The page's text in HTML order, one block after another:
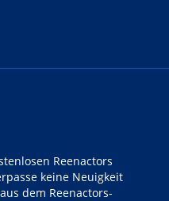
Reenactors
keine Neuigkeit
dem Reenactors-